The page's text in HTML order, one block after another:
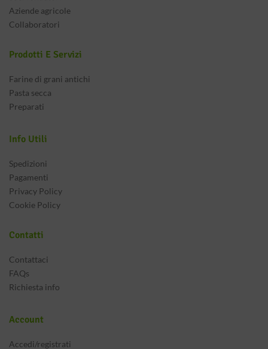
Aziende agricole
Collaboratori
Prodotti E Servizi
Farine di grani antichi
Pasta secca
Preparati
Info Utili
Spedizioni
Pagamenti
Privacy Policy
Cookie Policy
Contatti
Contattaci
FAQs
Richiesta info
Account
Accedi/registrati